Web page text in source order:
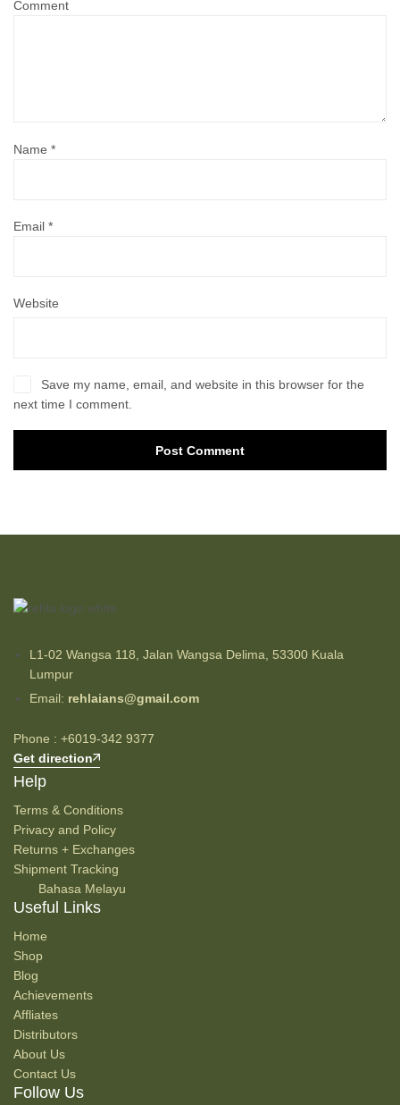
Comment
Name *
Email *
Website
Save my name, email, and website in this browser for the
next time I comment.
Post Comment
L1-02 Wangsa 118, Jalan Wangsa Delima, 53300 Kuala
Lumpur
Email: rehlaians@gmail.com
Phone : +6019-342 9377
Get direction
Help
Terms & Conditions
Privacy and Policy
Returns + Exchanges
Shipment Tracking
Bahasa Melayu
Useful Links
Home
Shop
Blog
Achievements
Affliates
Distributors
About Us
Contact Us
Follow Us